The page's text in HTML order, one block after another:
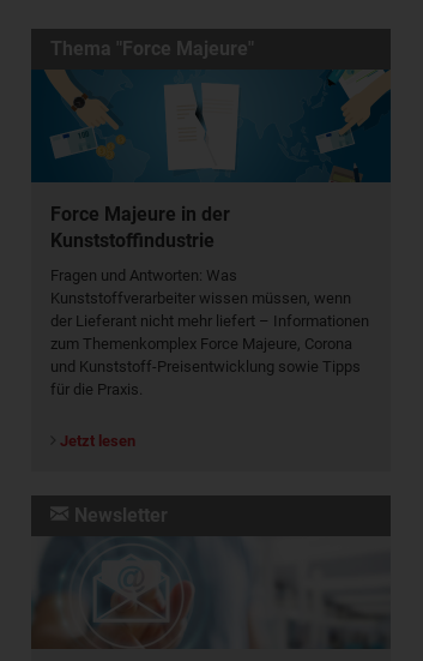
Thema "Force Majeure"
Force Majeure in der
Kunststoffindustrie
Fragen und Antworten: Was
Kunst­stoff­verarbeiter wissen müssen, wenn
der Lieferant nicht mehr liefert – Informationen
zum Themenkomplex Force Majeure, Corona
und Kunststoff-Preisentwicklung sowie Tipps
für die Praxis.
Jetzt lesen
Newsletter